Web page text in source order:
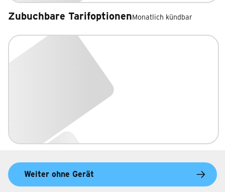
Zubuchbare TarifoptionenMonatlich kündbar
Zubuchbare Tarifoptionen
Weiter ohne Gerät